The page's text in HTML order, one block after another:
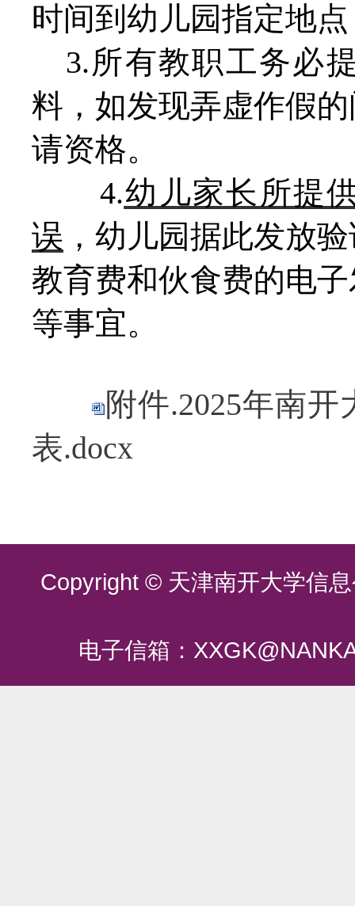
时间到幼儿园指定地
3.所有教职工务必
料，如发现弄虚作假
请资格。
4.幼儿家长所提
误 ，幼儿园据此发放
教育费和伙食费的电
等事宜。
附件.2025年南
表.docx
Copyright © 天津南开大学信
电子信箱：